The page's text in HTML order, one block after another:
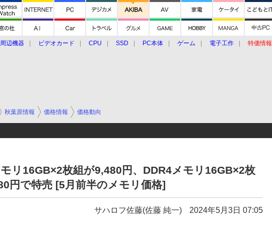
辺機器 ビデオカード CPU SSD PC本体 ゲーム 電子工作 特価情報
秋葉原情報 価格情報 価格動向
リ16GB×2枚組が9,480円、DDR4メモリ16GB×2枚
円で特売 [5月前半のメモリ価格]
サハロフ佐藤(佐藤 純一) 2024年5月3日 07:05